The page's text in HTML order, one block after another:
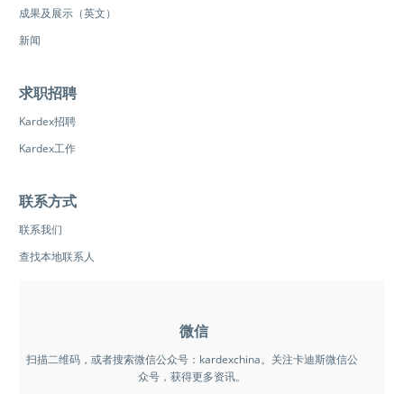
成果及展示（英文）
新闻
求职招聘
Kardex招聘
Kardex工作
联系方式
联系我们
查找本地联系人
微信
扫描二维码，或者搜索微信公众号：kardexchina。关注卡迪斯微信公
众号，获得更多资讯。